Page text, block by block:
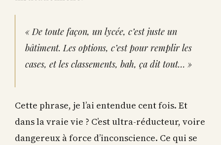
« De toute façon, un lycée, c’est juste un
bâtiment. Les options, c’est pour remplir les
cases, et les classements, bah, ça dit tout… »
Cette phrase, je l’ai entendue cent fois. Et
dans la vraie vie ? C’est ultra-réducteur, voire
dangereux à force d’inconscience. Ce qui se